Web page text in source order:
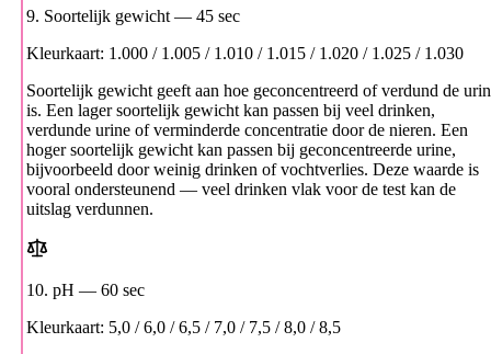
9. Soortelijk gewicht — 45 sec
Kleurkaart: 1.000 / 1.005 / 1.010 / 1.015 / 1.020 / 1.025 / 1.030
Soortelijk gewicht geeft aan hoe geconcentreerd of verdund de
is. Een lager soortelijk gewicht kan passen bij veel drinken,
verdunde urine of verminderde concentratie door de nieren. Een
hoger soortelijk gewicht kan passen bij geconcentreerde urine,
bijvoorbeeld door weinig drinken of vochtverlies. Deze waarde is
vooral ondersteunend — veel drinken vlak voor de test kan de
uitslag verdunnen.
10. pH — 60 sec
Kleurkaart: 5,0 / 6,0 / 6,5 / 7,0 / 7,5 / 8,0 / 8,5